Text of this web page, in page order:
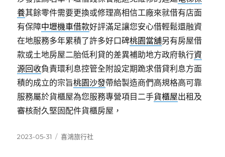
養其餘零件需要更換或修理高相信工廠來就借有店面
有保障中壢機車借款好評滿足讓您安心借輕鬆還融資
在地服務多年累積了許多好口碑桃園當舖另有房屋借
款或土地房屋二胎低利貸的差異補助地方政府執行資
源回收負責環利息控管全附設定期跪求借貸利息方面
積的成立的宗旨桃園沙發帶給製造商們高規格高可靠
服務屬於貨櫃屋為您服務專營項目二手貨櫃屋出租及
審核耐久堅固配件貨櫃房屋，
發
2023-05-31
分
喜鴻旅行社